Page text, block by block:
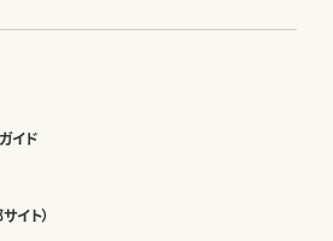
イド
イト）